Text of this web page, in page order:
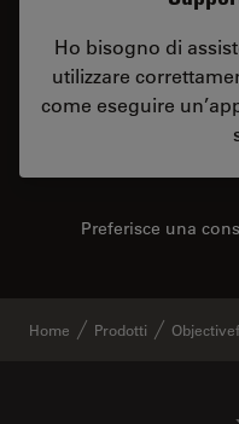
Ho bisogno di
utilizzare
come eseguire
Preferisce una
Home Prodotti